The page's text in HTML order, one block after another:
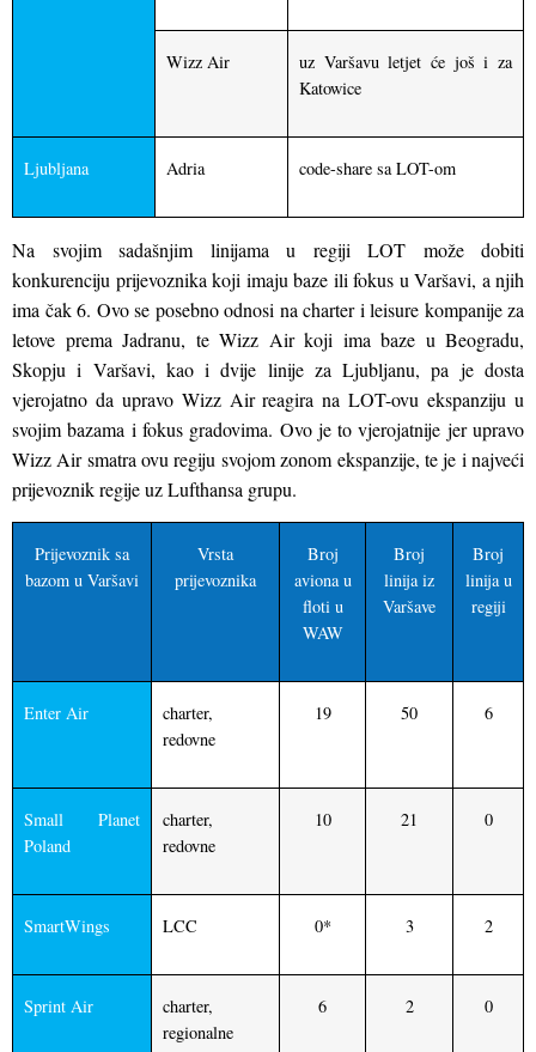
Wizz Air
uz Varšavu letjet će još i za
Katowice
Ljubljana Adria code-share sa LOT-om
Na svojim sadašnjim linijama u regiji LOT može dobiti
konkurenciju prijevoznika koji imaju baze ili fokus u Varšavi, a njih
ima čak 6. Ovo se posebno odnosi na charter i leisure kompanije za
letove prema Jadranu, te Wizz Air koji ima baze u Beogradu,
Skopju i Varšavi, kao i dvije linije za Ljubljanu, pa je dosta
vjerojatno da upravo Wizz Air reagira na LOT-ovu ekspanziju u
svojim bazama i fokus gradovima. Ovo je to vjerojatnije jer upravo
Wizz Air smatra ovu regiju svojom zonom ekspanzije, te je i najveći
prijevoznik regije uz Lufthansa grupu.
Prijevoznik sa
bazom u Varšavi
Vrsta
prijevoznika
Broj
aviona u
floti u
WAW
Broj
linija iz
Varšave
Broj
linija u
regiji
Enter Air
charter,
redovne
19 50 6
Small Planet
Poland
charter,
redovne
10 21 0
SmartWings LCC 0* 3 2
Sprint Air
charter,
regionalne
6 2 0